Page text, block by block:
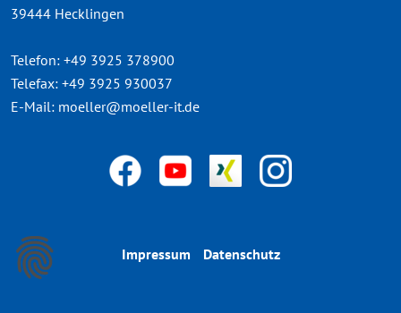
39444 Hecklingen
Telefon: +49 3925 378900
Telefax: +49 3925 930037
E-Mail: moeller@moeller-it.de
Impressum Datenschutz